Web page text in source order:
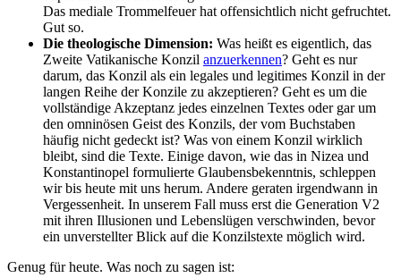
Das mediale Trommelfeuer hat offensichtlich nicht gefruchtet.
Gut so.
Die theologische Dimension: Was heißt es eigentlich, das
Zweite Vatikanische Konzil anzuerkennen? Geht es nur
darum, das Konzil als ein legales und legitimes Konzil in der
langen Reihe der Konzile zu akzeptieren? Geht es um die
vollständige Akzeptanz jedes einzelnen Textes oder gar um
den omninösen Geist des Konzils, der vom Buchstaben
häufig nicht gedeckt ist? Was von einem Konzil wirklich
bleibt, sind die Texte. Einige davon, wie das in Nizea und
Konstantinopel formulierte Glaubensbekenntnis, schleppen
wir bis heute mit uns herum. Andere geraten irgendwann in
Vergessenheit. In unserem Fall muss erst die Generation V2
mit ihren Illusionen und Lebenslügen verschwinden, bevor
ein unverstellter Blick auf die Konzilstexte möglich wird.
Genug für heute. Was noch zu sagen ist: